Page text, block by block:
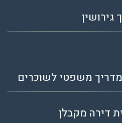
מדריך משפטי לשוכרים
דירה מקבלן